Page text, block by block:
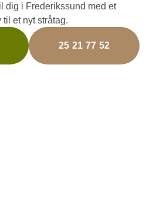
dig i Frederikssund med et
et nyt stråtag.
25 21 77 52